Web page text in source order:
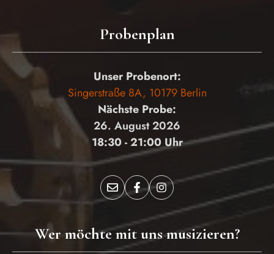
Probenplan
Unser Probenort:
Singerstraße 8A, 10179 Berlin
Nächste Probe:
26. August 2026
18:30 - 21:00 Uhr
Wer möchte mit uns musizieren?